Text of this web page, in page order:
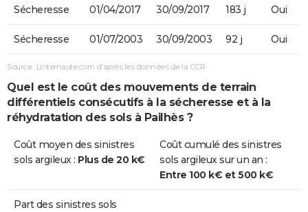
Sécheresse 01/04/2017 30/09/2017 183 j Oui
Sécheresse 01/07/2003 30/09/2003 92 j Oui
Source : Linternaute.com d'après les données de la CCR
Quel est le coût des mouvements de terrain
différentiels consécutifs à la sécheresse et à la
réhydratation des sols à Pailhès ?
Coût moyen des sinistres
sols argileux : Plus de 20 k€
Coût cumulé des sinistres
sols argileux sur un an :
Entre 100 k€ et 500 k€
Part des sinistres sols